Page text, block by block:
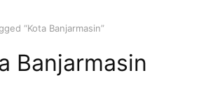
“Kota Banjarmasin”
Banjarmasin